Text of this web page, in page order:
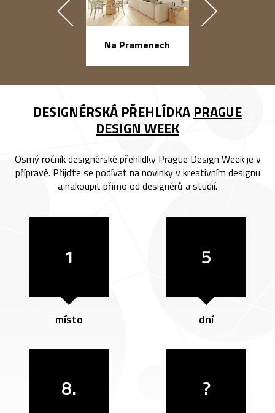
Na Pramenech
DESIGNÉRSKÁ PŘEHLÍDKA PRAGUE
DESIGN WEEK
Osmý ročník designérské přehlídky Prague Design Week je v
přípravě. Přijďte se podívat na novinky v kreativním designu
a nakoupit přímo od designérů a studií.
1
místo
5
dní
8. ?